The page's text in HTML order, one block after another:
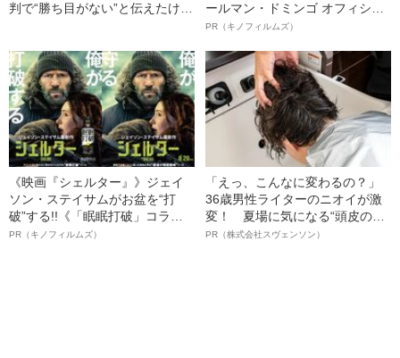
判で“勝ち目がない”と伝えたけれ
の葛藤」
ールマン・ドミンゴ オフィシャ
ルインタビュー“観客を魅了した
語る”《日本興収70億円突破》
PR（キノフィルムズ）
《映画『シェルター』》ジェイ
ソン・ステイサムがお盆を“打
破”する!!《「眠眠打破」コラ
ボ》
PR（キノフィルムズ）
「えっ、こんなに変わるの？」
36歳男性ライターのニオイが激
変！ 夏場に気になる“頭皮のニ
オイ”や“ベタつき”を解消す
PR（株式会社スヴェンソン）